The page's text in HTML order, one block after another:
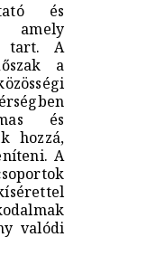
és
tart. A
a
és
hozzá,
A
valódi